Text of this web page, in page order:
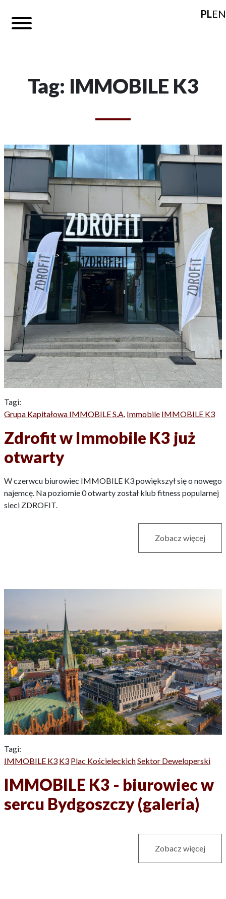
PLEN
Tag: IMMOBILE K3
Tagi:
Grupa Kapitałowa IMMOBILE S.A. Immobile IMMOBILE K3
Zdrofit w Immobile K3 już
otwarty
W czerwcu biurowiec IMMOBILE K3 powiększył się o nowego
najemcę. Na poziomie 0 otwarty został klub fitness popularnej
sieci ZDROFIT.
Zobacz więcej
Tagi:
IMMOBILE K3 K3 Plac KościeleckichSektor Deweloperski
IMMOBILE K3 - biurowiec w
sercu Bydgoszczy (galeria)
Zobacz więcej